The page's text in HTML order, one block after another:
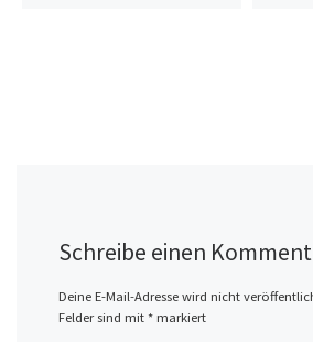
Schreibe einen
Deine E-Mail-Adresse wird nicht
Felder sind mit *markiert